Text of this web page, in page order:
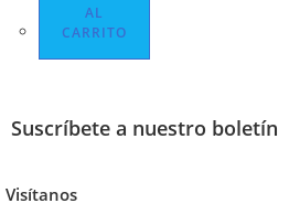
AL
CARRITO
Suscríbete a nuestro boletín
Visítanos